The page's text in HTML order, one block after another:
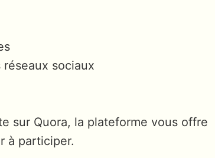
sociaux
sur Quora, la plateforme vous offre
à participer.